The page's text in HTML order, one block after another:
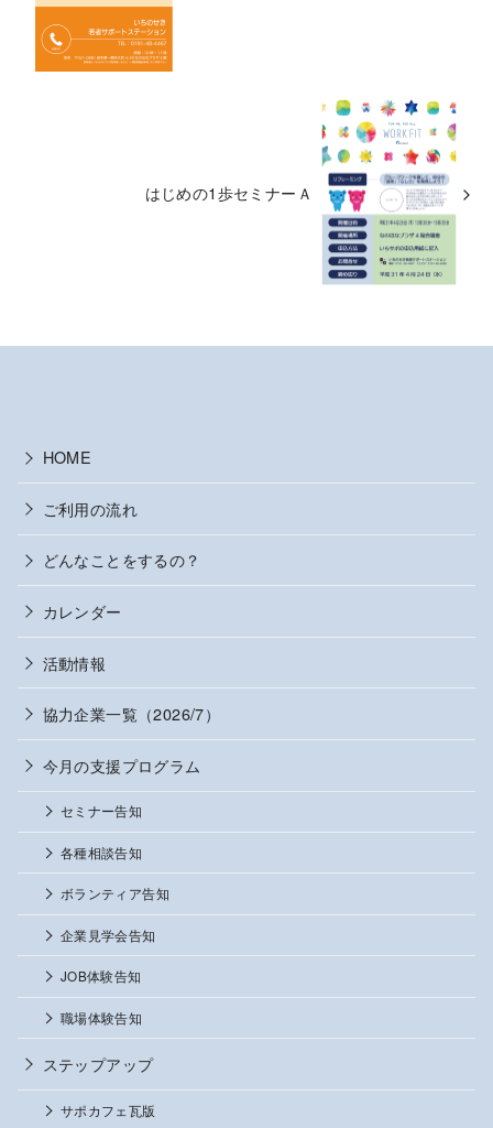
はじめの1歩セミナーＡ
HOME
ご利用の流れ
どんなことをするの？
カレンダー
活動情報
協力企業一覧（2026/7）
今月の支援プログラム
セミナー告知
各種相談告知
ボランティア告知
企業見学会告知
JOB体験告知
職場体験告知
ステップアップ
サポカフェ瓦版